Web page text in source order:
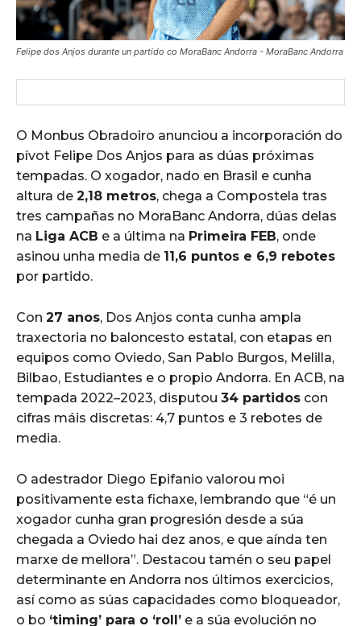
Felipe dos Anjos durante un partido co MoraBanc Andorra - MoraBanc Andorra
O Monbus Obradoiro anunciou a incorporación do
pívot Felipe Dos Anjos para as dúas próximas
tempadas. O xogador, nado en Brasil e cunha
altura de 2,18 metros, chega a Compostela tras
tres campañas no MoraBanc Andorra, dúas delas
na Liga ACB e a última na Primeira FEB, onde
asinou unha media de 11,6 puntos e 6,9 rebotes
por partido.
Con 27 anos, Dos Anjos conta cunha ampla
traxectoria no baloncesto estatal, con etapas en
equipos como Oviedo, San Pablo Burgos, Melilla,
Bilbao, Estudiantes e o propio Andorra. En ACB, na
tempada 2022–2023, disputou 34 partidos con
cifras máis discretas: 4,7 puntos e 3 rebotes de
media.
O adestrador Diego Epifanio valorou moi
positivamente esta fichaxe, lembrando que “é un
xogador cunha gran progresión desde a súa
chegada a Oviedo hai dez anos, e que aínda ten
marxe de mellora”. Destacou tamén o seu papel
determinante en Andorra nos últimos exercicios,
así como as súas capacidades como bloqueador,
o bo ‘timing’ para o ‘roll’ e a súa evolución no